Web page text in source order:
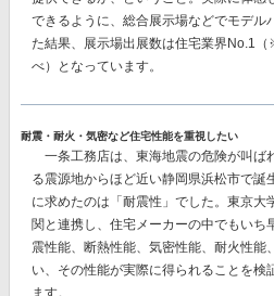
できるように、総合展示場などでモデル
た結果、 展示場出展数は住宅業界No.1
べ）となっています。
耐震・耐火・気密など住宅性能を重視したい
一条工務店は、東海地震の危険が叫ば
る震源地からほど近い静岡県浜松市で誕
に求めたのは「耐震性」でした。東京大
関と連携し、住宅メーカーの中でもいち
震性能、断熱性能、気密性能、耐火性能
い、その性能が実際に得られることを検
ます。